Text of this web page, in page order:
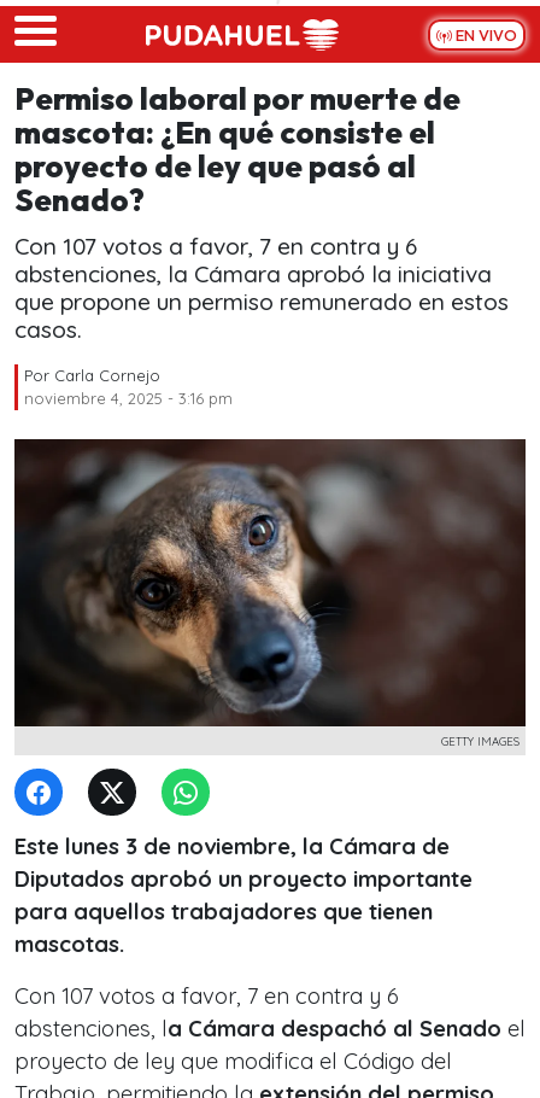
Skip to main content
EN VIVO
Permiso laboral por muerte de
mascota: ¿En qué consiste el
proyecto de ley que pasó al
Senado?
Con 107 votos a favor, 7 en contra y 6
abstenciones, la Cámara aprobó la iniciativa
que propone un permiso remunerado en estos
casos.
Por Carla Cornejo
noviembre 4, 2025 - 3:16 pm
GETTY IMAGES
Este lunes 3 de noviembre, la Cámara de
Diputados aprobó un proyecto importante
para aquellos trabajadores que tienen
mascotas.
Con 107 votos a favor, 7 en contra y 6
abstenciones, la Cámara despachó al Senado el
proyecto de ley que modifica el Código del